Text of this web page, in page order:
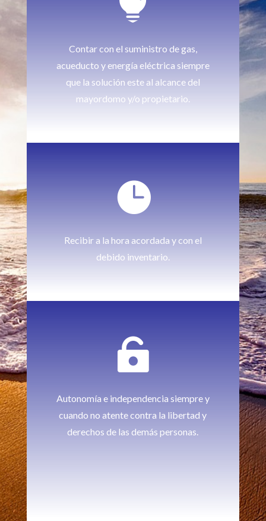
Contar con el suministro de gas,
acueducto y energía eléctrica siempre
que la solución este al alcance del
mayordomo y/o propietario.

Recibir a la hora acordada y con el
debido inventario.

Autonomía e independencia siempre y
cuando no atente contra la libertad y
derechos de las demás personas.